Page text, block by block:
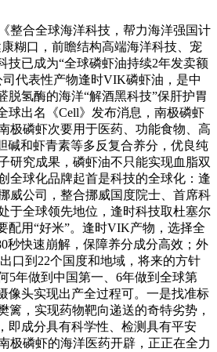
整合全球海洋科技，帮力海洋强国计
糊口，前瞻结构高端海洋科技、宠
技已成为“全球磷虾油持续2年发卖额
司代表性产物逢时VIK磷虾油，是中
氢酶的海洋“解酒黑科技”保肝护胃
球出名《Cell》发布消息，南极磷虾
极磷虾次要用于医药、功能食物、高
碱和虾青素等多反复合养分，优良纯
研究成果，磷虾油不只能实现血脂双
全球化品牌起首是科技的全球化：逢
威公司，整合挪威国度院士、首席科
于全球领先地位，逢时科技取杜塞尔
配用“好米”。逢时VIK产物，选择全
秒快速崩解，保障养分成分高效；外
口到22个国度和地域，将来的方针
5年做到中国第一、6年做到全球第
像头实现出产全过程可。一是找准标
篱，实现药物靶向递送的奇特劣势，
即成分具有科学性、检测具有平安
极磷虾的海洋医药开辟，正正在全力